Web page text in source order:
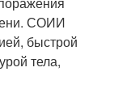
СОИИ
быстрой
тела,